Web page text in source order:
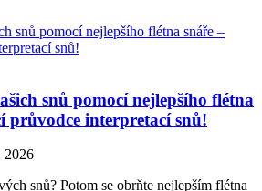
snů pomocí nejlepšího flétna
průvodce interpretací snů!
2026
snů? Potom se obrňte nejlepším flétna